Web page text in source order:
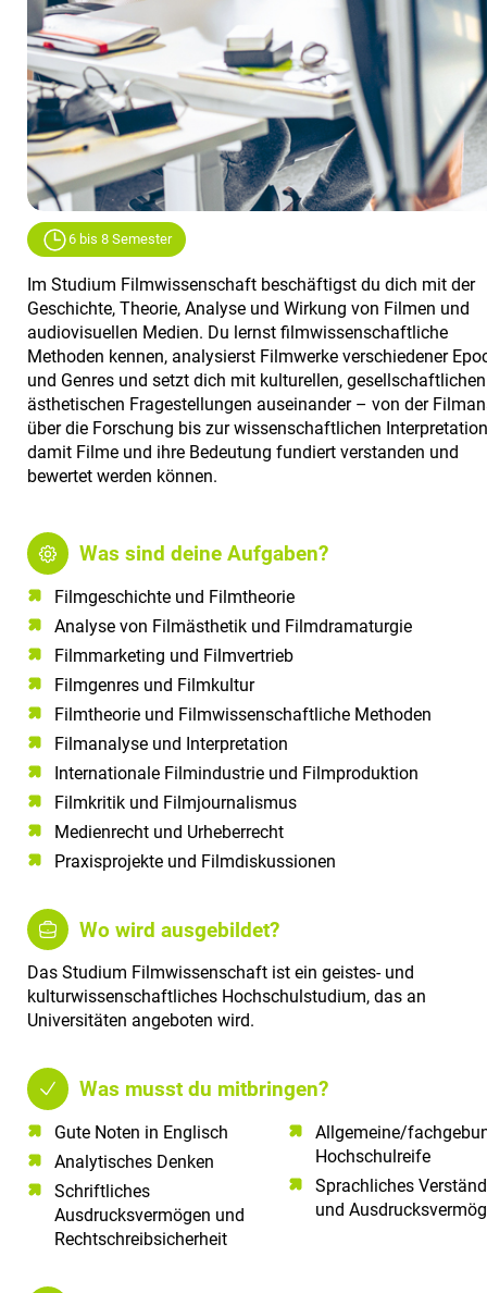
6 bis 8 Semester
Im Studium Filmwissenschaft beschäftigst du dich mit der
Geschichte, Theorie, Analyse und Wirkung von Filmen und
audiovisuellen Medien. Du lernst filmwissenschaftliche
Methoden kennen, analysierst Filmwerke verschiedener
und Genres und setzt dich mit kulturellen,
ästhetischen Fragestellungen auseinander – von der
über die Forschung bis zur wissenschaftlichen
damit Filme und ihre Bedeutung fundiert verstanden und
bewertet werden können.
Was sind deine Aufgaben?
Filmgeschichte und Filmtheorie
Analyse von Filmästhetik und Filmdramaturgie
Filmmarketing und Filmvertrieb
Filmgenres und Filmkultur
Filmtheorie und Filmwissenschaftliche Methoden
Filmanalyse und Interpretation
Internationale Filmindustrie und Filmproduktion
Filmkritik und Filmjournalismus
Medienrecht und Urheberrecht
Praxisprojekte und Filmdiskussionen
Wo wird ausgebildet?
Das Studium Filmwissenschaft ist ein geistes- und
kulturwissenschaftliches Hochschulstudium, das an
Universitäten angeboten wird.
Was musst du mitbringen?
Gute Noten in Englisch​
Analytisches Denken​
Schriftliches
Ausdrucksvermögen und
Rechtschreibsicherheit
Allgemeine/
Hochschulreife
Sprachliches
und